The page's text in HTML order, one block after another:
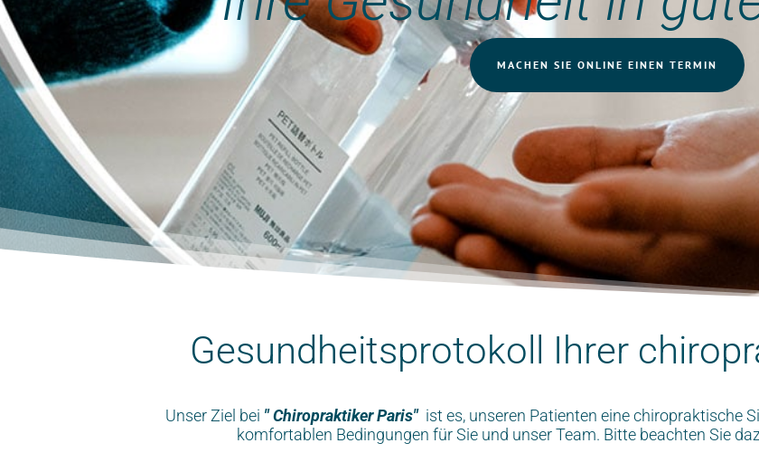
MACHEN SIE ONLINE EINEN TERMIN
Gesundheitsprotokoll Ihrer
Unser Ziel bei "Chiropraktiker Paris" ist es, unseren Patienten einechiropraktische
komfortablen Bedingungen für Sie und unser Team. Bitte beachten Sie